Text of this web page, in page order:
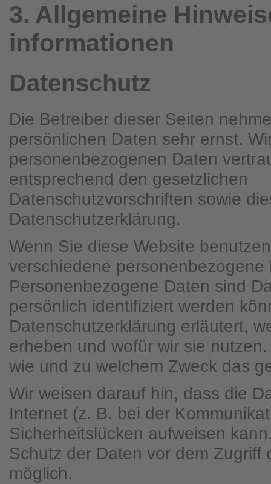
3. Allgemeine
informationen
Datenschutz
Die Betreiber dieser Seiten
persönlichen Daten sehr ernst.
personenbezogenen Daten
entsprechend den gesetzlichen
Datenschutzvorschriften sowie
Datenschutzerklärung.
Wenn Sie diese Website
verschiedene personenbezogene
Personenbezogene Daten sind
persönlich identifiziert werden
Datenschutzerklärung erläutert,
erheben und wofür wir sie
wie und zu welchem Zweck das
Wir weisen darauf hin, dass die
Internet (z. B. bei der
Sicherheitslücken aufweisen
Schutz der Daten vor dem Zugriff
möglich.